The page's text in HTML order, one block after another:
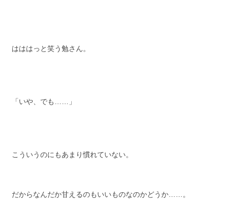
はははっと笑う勉さん。
「いや、でも……」
こういうのにもあまり慣れていない。
だからなんだか甘えるのもいいものなのかどうか……。